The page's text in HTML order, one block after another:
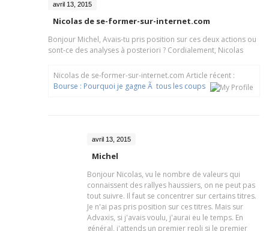
avril 13, 2015
Nicolas de se-former-sur-internet.com
Bonjour Michel, Avais-tu pris position sur ces deux actions ou
sont-ce des analyses à posteriori ? Cordialement, Nicolas
Nicolas de se-former-sur-internet.com Article récent :
Bourse : Pourquoi je gagne Ã tous les coups
avril 13, 2015
Michel
Bonjour Nicolas, vu le nombre de valeurs qui
connaissent des rallyes haussiers, on ne peut pas
tout suivre. Il faut se concentrer sur certains titres.
Je n'ai pas pris position sur ces titres. Mais sur
Advaxis, si j'avais voulu, j'aurai eu le temps. En
général, j'attends un premier repli si le premier